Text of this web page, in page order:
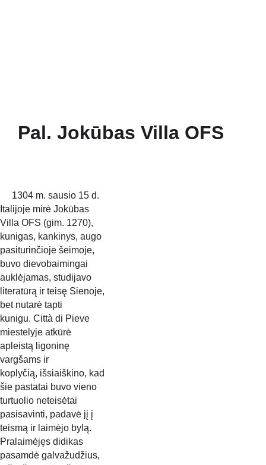
Pal. Jokūbas Villa OFS
1304 m. sausio 15 d.
Italijoje mirė Jokūbas
Villa OFS (gim. 1270),
kunigas, kankinys, augo
pasiturinčioje šeimoje,
buvo dievobaimingai
auklėjamas, studijavo
literatūrą ir teisę Sienoje,
bet nutarė tapti
kunigu. Città di Pieve
miestelyje atkūrė
apleistą ligoninę
vargšams ir
koplyčią, išsiaiškino, kad
šie pastatai buvo vieno
turtuolio neteisėtai
pasisavinti, padavė jį į
teismą ir laimėjo bylą.
Pralaimėjęs didikas
pasamdė galvažudžius,